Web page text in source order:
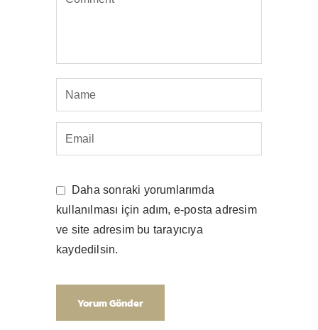
Daha sonraki yorumlarımda
kullanılması için adım, e-posta adresim
ve site adresim bu tarayıcıya
kaydedilsin.